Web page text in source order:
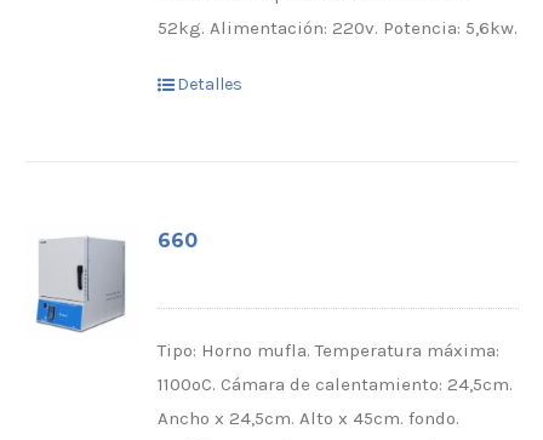
52kg. Alimentación: 220v. Potencia: 5,6kw.
Detalles
660
Tipo: Horno mufla. Temperatura máxima:
1100ºC. Cámara de calentamiento: 24,5cm.
Ancho x 24,5cm. Alto x 45cm. fondo.